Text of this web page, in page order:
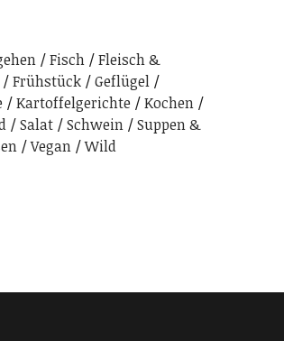
Fisch
Fleisch &
Frühstück
Geflügel
Kartoffelgerichte
Kochen
Salat Schwein
Suppen &
Vegan Wild